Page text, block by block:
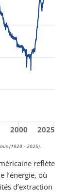
2000 2025
(1920 - 2025).
reflète
l’énergie, où
d’extraction